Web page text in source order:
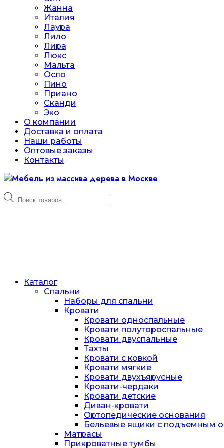
Жанна
Италия
Лаура
Лило
Лира
Люкс
Мальта
Осло
Пино
Приано
Сканди
Эко
О компании
Доставка и оплата
Наши работы
Оптовые заказы
Контакты
Поиск
товаров
Каталог
Спальни
Наборы для спальни
Кровати
Кровати односпальные
Кровати полутороспальные
Кровати двуспальные
Тахты
Кровати с ковкой
Кровати мягкие
Кровати двухъярусные
Кровати-чердаки
Кровати детские
Диван-кровати
Ортопедические основания
Бельевые ящики с подъемным
Матрасы
Прикроватные тумбы